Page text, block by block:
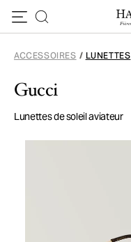
ACCESSOIRES / LUNETTES
Gucci
Lunettes de soleil aviateur